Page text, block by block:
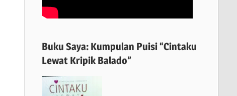
Buku Saya: Kumpulan Puisi “Cintaku
Lewat Kripik Balado”